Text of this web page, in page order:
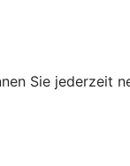
Sie jederzeit